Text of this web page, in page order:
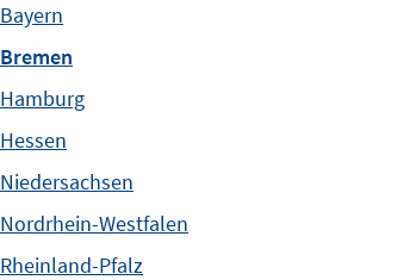
Bayern
Bremen
Hamburg
Hessen
Niedersachsen
Nordrhein-Westfalen
Rheinland-Pfalz